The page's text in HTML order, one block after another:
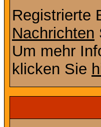
Registrierte
Nachrichten
Um mehr
klicken Sie